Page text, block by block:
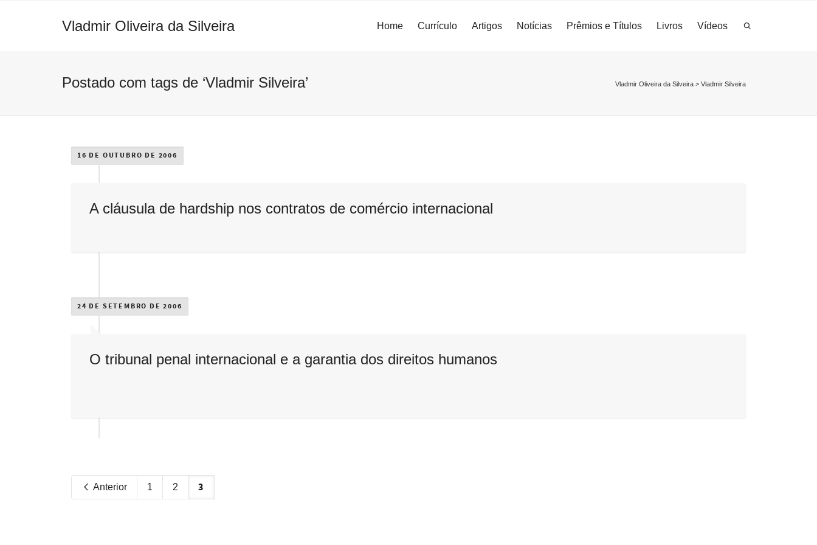
Vladmir Oliveira da Silveira Home Currículo Artigos Notícias Prêmios e Títulos Livros Vídeos
Postado com tags de ‘Vladmir Silveira’ Vladmir Oliveira da Silveira > Vladmir Silveira
16 DE OUTUBRO DE 2006
A cláusula de hardship nos contratos de comércio internacional
24 DE SETEMBRO DE 2006
O tribunal penal internacional e a garantia dos direitos humanos
Anterior 1 2 3